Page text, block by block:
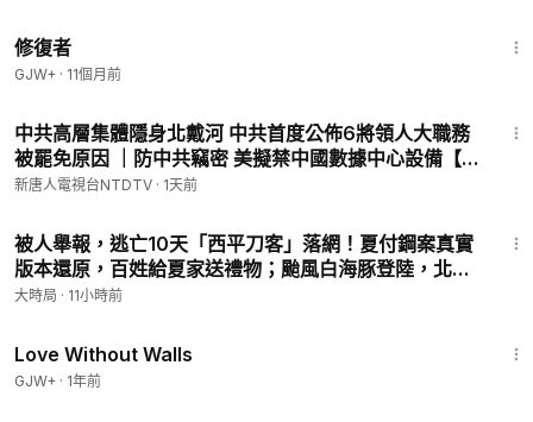
修復者
GJW+ · 11個月前
中共高層集體隱身北戴河 中共首度公佈6將領人大職務
被罷免原因 ｜防中共竊密 美擬禁中國數據中心設備【透
視中共】｜2026-08-08
新唐人電視台NTDTV · 1天前
被人舉報，逃亡10天「西平刀客」落網！夏付鋼案真實
版本還原，百姓給夏家送禮物；颱風白海豚登陸，北京
已感受到，雄安會怎麼樣？（8.8直播精華版）｜早安
大時局 · 11小時前
Love Without Walls
GJW+ · 1年前